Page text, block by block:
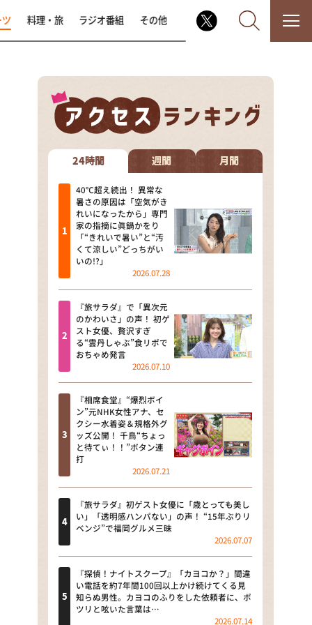
なるみ・岡村の過ぎるTV
相席食堂
これ余談なんですけど・・・
～人生密着トークバラエティ！
～ やすとものいたって真剣です
探偵！ナイトスクープ
news おかえり
河合＆A.B.C-Z塚田×福井アナ
「なんでやねん！？」（news お
かえり）
DAIGOも台所 ～きょうの献立 何
にする？～
本日はダイアンなり！シーズン２
朝だ！生です旅サラダ
教えて！ニュースライブ 正義の
ミカタ
ＬＩＦＥ～夢のカタチ～
新婚さんいらっしゃい！
ポツンと一軒家
ザキ山小屋本館
料理・旅 ラジオ番組 その他
24時間 週間 月間
40℃超え続出！ 異常な
暑さの原因は「空気がき
れいになったから」専門
家の指摘に眞鍋かをり
「“きれいで暑い”と“汚
くて涼しい”どっちがい
いの!?」
2026.07.28
『旅サラダ』で「異次元
のかわいさ」の声！ 初ゲ
スト女優、贅沢すぎ
る“雲丹しゃぶ”食リポで
おちゃめ発言
2026.07.10
『相席食堂』“爆烈ボイ
ン”元NHK女性アナ、セ
クシー水着姿＆規格外グ
ッズ公開！ 千鳥“ちょっ
と待てぃ！！”ボタン連
打
2026.07.21
『旅サラダ』初ゲスト女優に「歳とっても美し
い」「透明感ハンパない」の声！ “15年ぶりリ
ベンジ”で福岡グルメ三昧
2026.07.07
『探偵！ナイトスクープ』「カヨコか？」間違
い電話を約7年間100回以上かけ続けてくる見
知らぬ男性。カヨコのふりをした依頼者に、ポ
ツリと呟いた言葉は…
2026.07.14